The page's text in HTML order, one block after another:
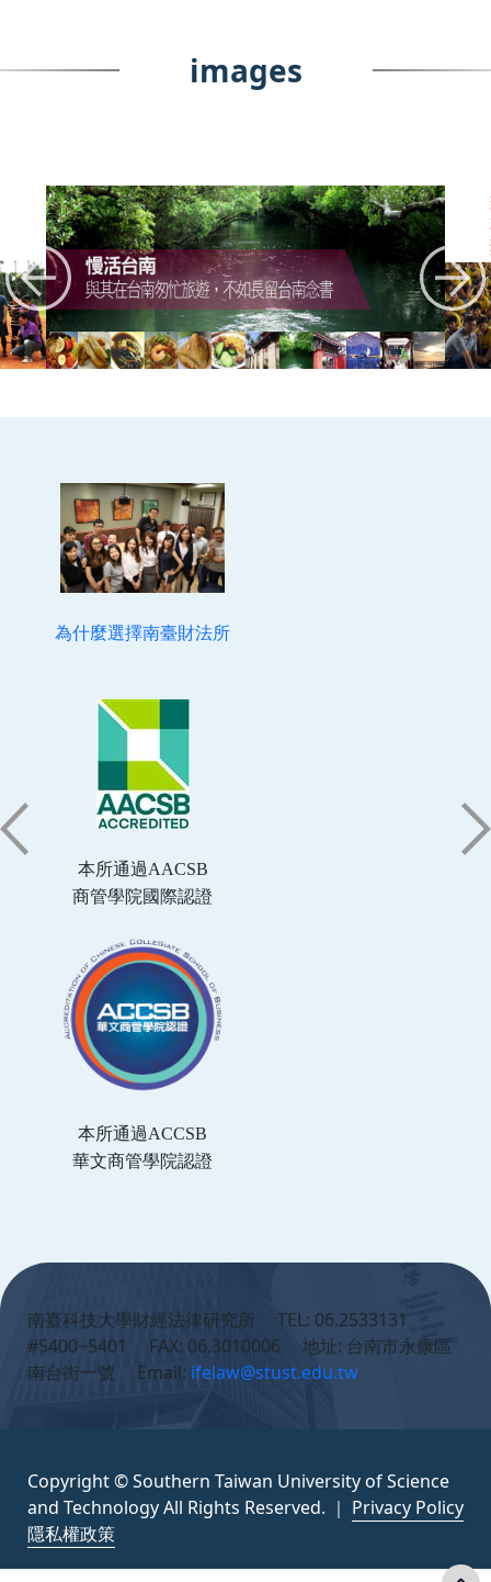
images
為什麼選擇南臺財法所
本所通過AACSB
商管學院國際認證
本所通過ACCSB
華文商管學院認證
南臺科技大學財經法律研究所 TEL: 06.2533131
#5400~5401 FAX: 06.3010006 地址: 台南市永康區
南台街一號 Email: ifelaw@stust.edu.tw
Copyright © Southern Taiwan University of Science
and Technology All Rights Reserved. ｜ Privacy Policy
隱私權政策